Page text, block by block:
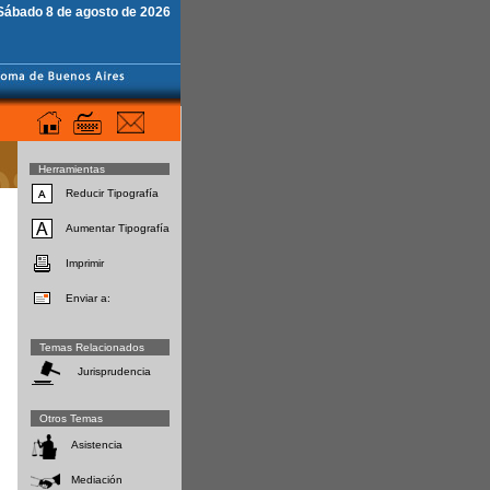
8 de agosto de 2026
Herramientas
Reducir Tipografía
Aumentar Tipografía
Imprimir
Enviar a:
Temas Relacionados
Jurisprudencia
Otros Temas
Asistencia
Mediación